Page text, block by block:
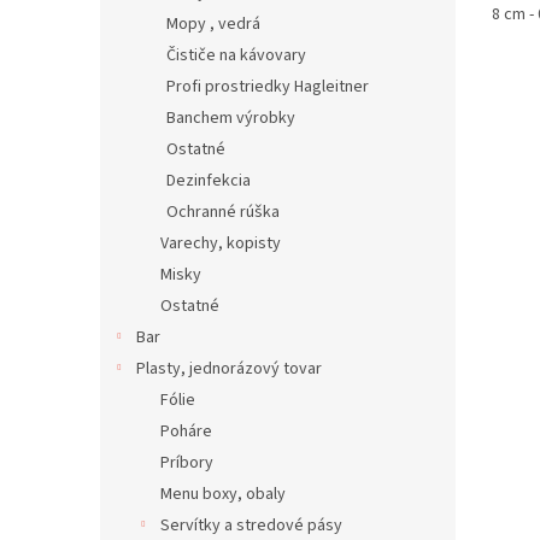
Mopy , vedrá
Čističe na kávovary
Profi prostriedky Hagleitner
Banchem výrobky
Ostatné
Dezinfekcia
Ochranné rúška
Varechy, kopisty
Misky
Ostatné
Bar
Plasty, jednorázový tovar
Fólie
Poháre
Príbory
Menu boxy, obaly
Servítky a stredové pásy
8 cm -